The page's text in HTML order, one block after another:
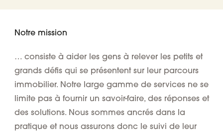
Notre mission
… consiste à aider les gens à relever les petits et
grands défis qui se présentent sur leur parcours
immobilier. Notre large gamme de services ne se
limite pas à fournir un savoir-faire, des réponses et
des solutions. Nous sommes ancrés dans la
pratique et nous assurons donc le suivi de leur